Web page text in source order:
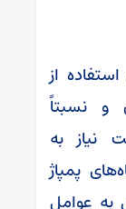
از
و نسبتاً
نیاز به
پمپاژ
به عوامل